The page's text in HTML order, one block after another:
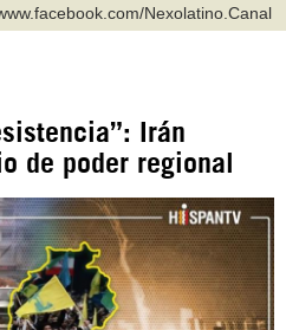
@nexo_latino
c/hispantv
y Viber: +98 921 79 29 404
Nexolatino.Canal
Irán
de poder regional